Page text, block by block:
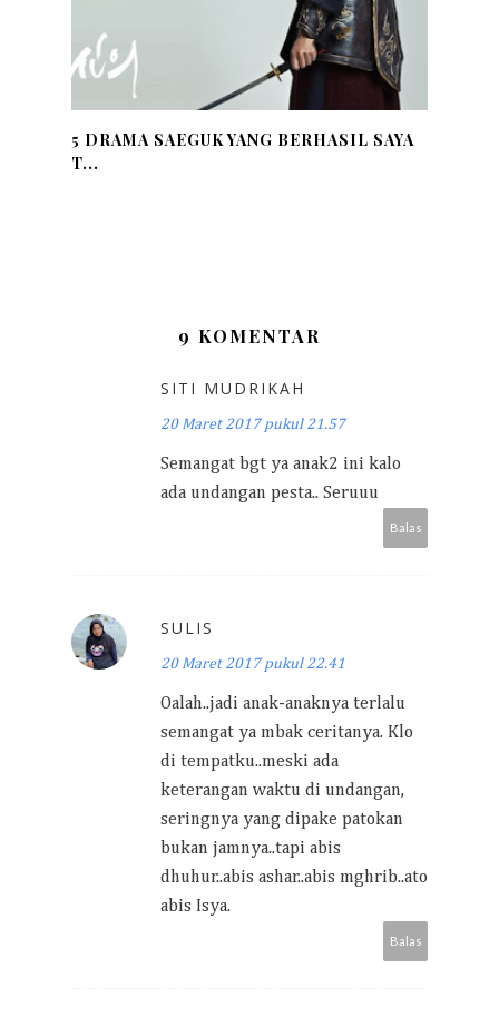
5 DRAMA SAEGUK YANG BERHASIL SAYA
T...
9 KOMENTAR
SITI MUDRIKAH
20 Maret 2017 pukul 21.57
Semangat bgt ya anak2 ini kalo
ada undangan pesta.. Seruuu
Balas
SULIS
20 Maret 2017 pukul 22.41
Oalah..jadi anak-anaknya terlalu
semangat ya mbak ceritanya. Klo
di tempatku..meski ada
keterangan waktu di undangan,
seringnya yang dipake patokan
bukan jamnya..tapi abis
dhuhur..abis ashar..abis mghrib..ato
abis Isya.
Balas